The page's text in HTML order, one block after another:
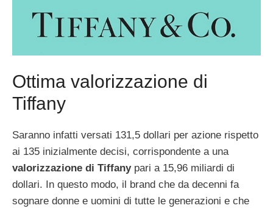
Ottima valorizzazione di
Tiffany
Saranno infatti versati 131,5 dollari per azione rispetto
ai 135 inizialmente decisi, corrispondente a una
valorizzazione di Tiffanypari a 15,96 miliardi di
dollari. In questo modo, il brand che da decenni fa
sognare donne e uomini di tutte le generazioni e che